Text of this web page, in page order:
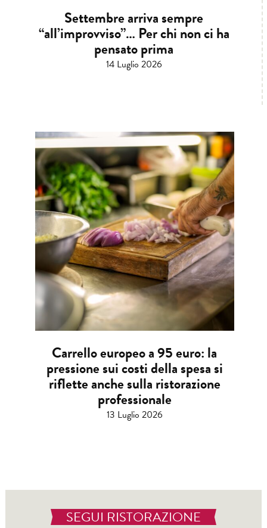
Settembre arriva sempre
“all’improvviso”… Per chi non ci ha
pensato prima
14 Luglio 2026
Carrello europeo a 95 euro: la
pressione sui costi della spesa si
riflette anche sulla ristorazione
professionale
13 Luglio 2026
SEGUI RISTORAZIONE